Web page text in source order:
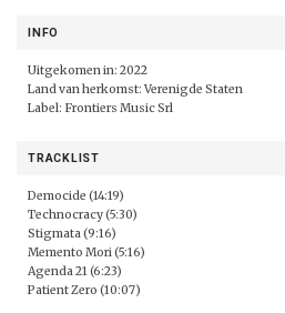
INFO
Uitgekomen in: 2022
Land van herkomst: Verenigde Staten
Label: Frontiers Music Srl
TRACKLIST
Democide (14:19)
Technocracy (5:30)
Stigmata (9:16)
Memento Mori (5:16)
Agenda 21 (6:23)
Patient Zero (10:07)